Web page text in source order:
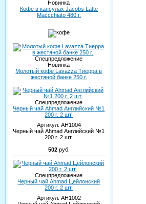
Новинка
Кофе в капсулах Jacobs Latte
Maccchiato 480 г.
Спецпредложение
Новинка
Молотый кофе Lavazza Тиерра в
жестяной банке 250 г.
Спецпредложение
Черный чай Ahmad Английский №1
200 г. 2 шт.
Артикул: AH1004
Черный чай Ahmad Английский №1
200 г. 2 шт.
502 руб.
Спецпредложение
Черный чай Ahmad Цейлонский
200 г. 2 шт.
Артикул: AH1002